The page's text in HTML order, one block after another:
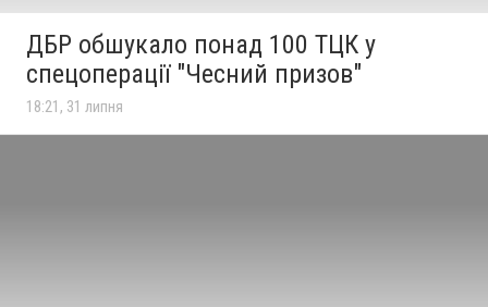
ДБР обшукало понад 100 ТЦК у
спецоперації "Чесний призов"
18:21, 31 липня